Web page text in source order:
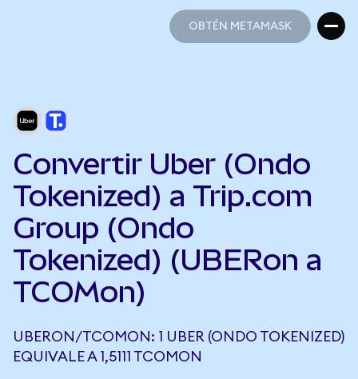
OBTÉN METAMASK
Convertir Uber (Ondo
Tokenized) a Trip.com
Group (Ondo
Tokenized) (UBERon a
TCOMon)
UBERON/TCOMON: 1 UBER (ONDO TOKENIZED)
EQUIVALE A 1,5111 TCOMON